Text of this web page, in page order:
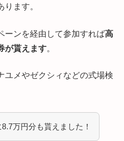
ます。
ーンを経由して参加すれば高
が貰えます。
ユメやゼクシィなどの式場検
万円分も貰えました！